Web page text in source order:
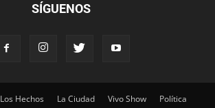
SÍGUENOS
Los Hechos La Ciudad Vivo Show
Política